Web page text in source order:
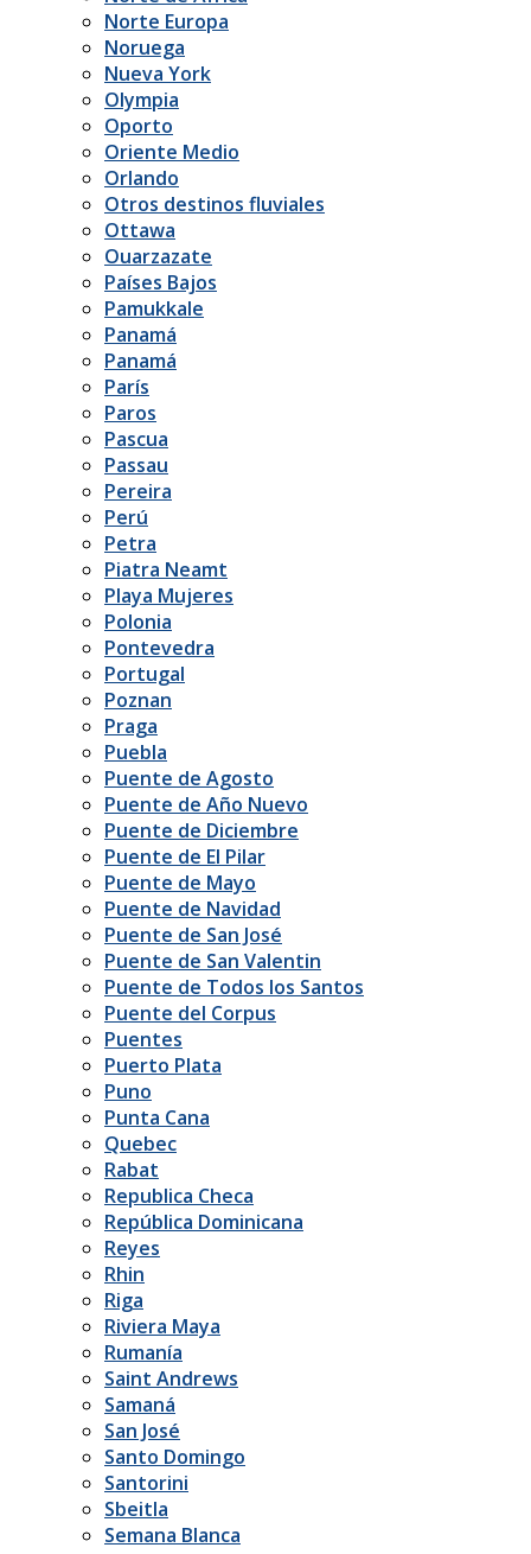
Norte Europa
Noruega
Nueva York
Olympia
Oporto
Oriente Medio
Orlando
Otros destinos fluviales
Ottawa
Ouarzazate
Países Bajos
Pamukkale
Panamá
Panamá
París
Paros
Pascua
Passau
Pereira
Perú
Petra
Piatra Neamt
Playa Mujeres
Polonia
Pontevedra
Portugal
Poznan
Praga
Puebla
Puente de Agosto
Puente de Año Nuevo
Puente de Diciembre
Puente de El Pilar
Puente de Mayo
Puente de Navidad
Puente de San José
Puente de San Valentin
Puente de Todos los Santos
Puente del Corpus
Puentes
Puerto Plata
Puno
Punta Cana
Quebec
Rabat
Republica Checa
República Dominicana
Reyes
Rhin
Riga
Riviera Maya
Rumanía
Saint Andrews
Samaná
San José
Santo Domingo
Santorini
Sbeitla
Semana Blanca